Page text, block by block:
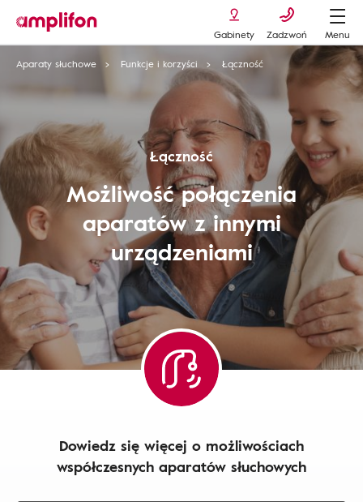
Gabinety Zadzwoń
Menu
Aparaty słuchowe
Funkcje i korzyści Łączność
Łączność
Możliwość połączenia
aparatów z innymi
urządzeniami
Dowiedz się więcej o możliwościach
współczesnych aparatów słuchowych